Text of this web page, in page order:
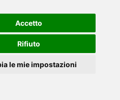
Accetto
Rifiuto
le mie impostazioni
con questi